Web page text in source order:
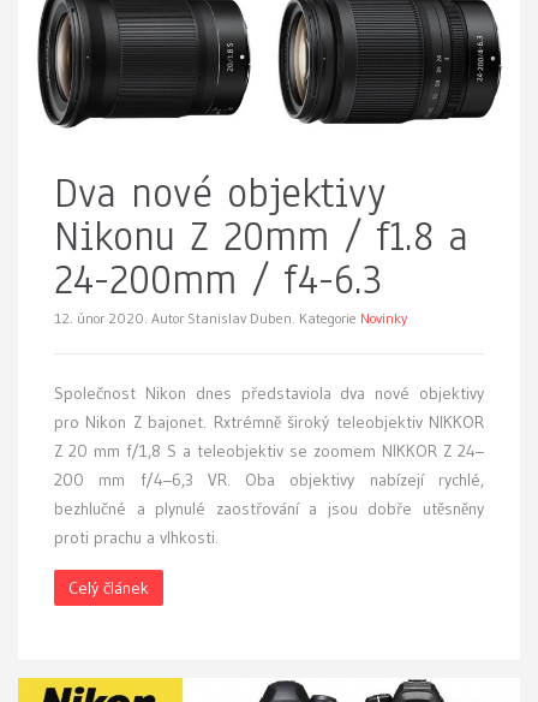
Dva nové objektivy
Nikonu Z 20mm / f1.8 a
24-200mm / f4-6.3
12. únor 2020. Autor Stanislav Duben. Kategorie Novinky
Společnost Nikon dnes představiola dva nové objektivy
pro Nikon Z bajonet. Rxtrémně široký teleobjektiv NIKKOR
Z 20 mm f/1,8 S a teleobjektiv se zoomem NIKKOR Z 24–
200 mm f/4–6,3 VR. Oba objektivy nabízejí rychlé,
bezhlučné a plynulé zaostřování a jsou dobře utěsněny
proti prachu a vlhkosti.
Celý článek